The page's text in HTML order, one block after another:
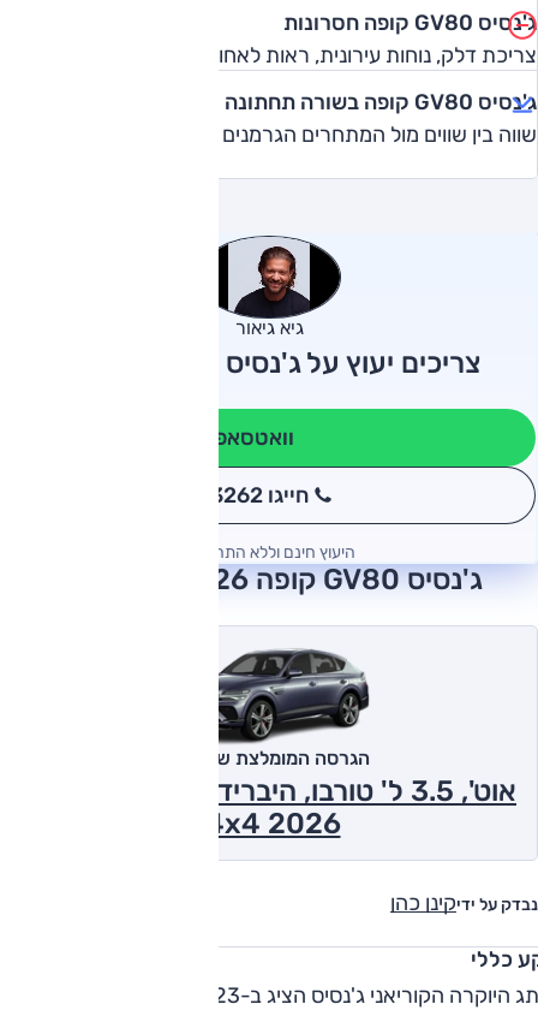
ג'נסיס GV80 קופה חסרונות
צריכת דלק, נוחות עירונית, ראות לאחור, מחיר
ג'נסיס GV80 קופה בשורה תחתונה
שווה בין שווים מול המתחרים הגרמנים
גיא גיאור
צריכים יעוץ על ג'נסיס GV80 קופה?
וואטסאפ
חייגו 3262
היעוץ חינם וללא התחייבות
ג'נסיס GV80 קופה 2026 חוות דעת
נבדק על ידיקינן כהן
הגרסה המומלצת של אוטו
,4x4 2026
כללי